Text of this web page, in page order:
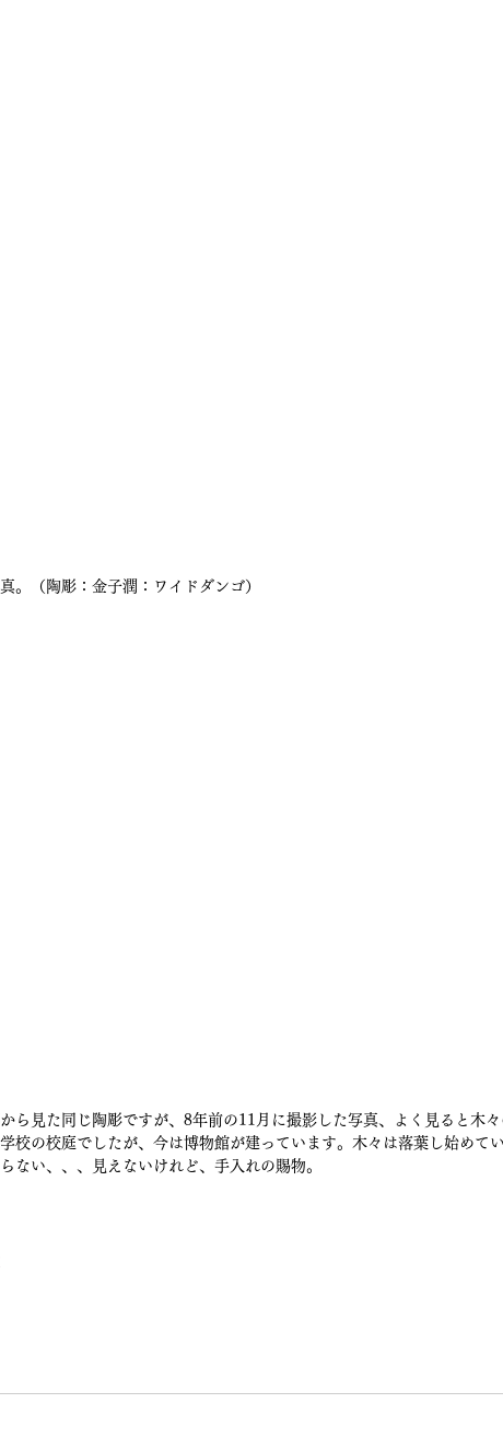
。（陶彫：金子潤：ワイドダンゴ）
から見た同じ陶彫ですが、8年前の11月に撮影した写真、よく見ると木
校の校庭でしたが、今は博物館が建っています。木々は落葉し始めて
ない、、、見えないけれど、手入れの賜物。